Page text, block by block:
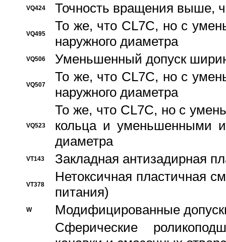
VQ424 Точность вращения выше,
VQ495
То же, что CL7C, но с
наружного диаметра
VQ506 Уменьшенный допуск
VQ507
То же, что CL7C, но с
наружного диаметра
VQ523
То же, что CL7C, но с
кольца и уменьшенными
диаметра
VT143 Закладная антизадирная
VT378
Нетоксичная пластичная
питания)
W
Модифицированные
Сферические